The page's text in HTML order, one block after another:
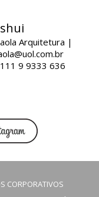
Arquitetura |
9 9333 636
CORPORATIVOS